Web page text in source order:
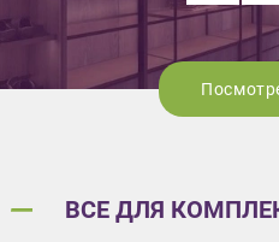
ВСЕ ДЛЯ